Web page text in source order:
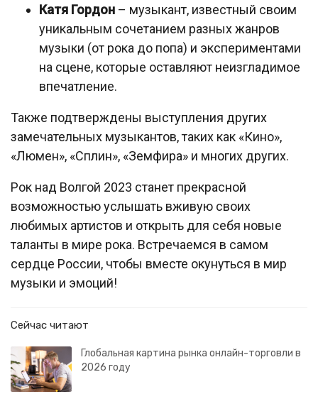
Катя Гордон – музыкант, известный своим
уникальным сочетанием разных жанров
музыки (от рока до попа) и экспериментами
на сцене, которые оставляют неизгладимое
впечатление.
Также подтверждены выступления других
замечательных музыкантов, таких как «Кино»,
«Люмен», «Сплин», «Земфира» и многих других.
Рок над Волгой 2023 станет прекрасной
возможностью услышать вживую своих
любимых артистов и открыть для себя новые
таланты в мире рока. Встречаемся в самом
сердце России, чтобы вместе окунуться в мир
музыки и эмоций!
Сейчас читают
Глобальная картина рынка онлайн-торговли в
2026 году